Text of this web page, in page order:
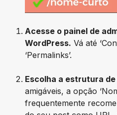
Acesse o painel de
WordPress. Vá até
‘Permalinks’.
Escolha a estrutura de
amigáveis, a opção
frequentemente